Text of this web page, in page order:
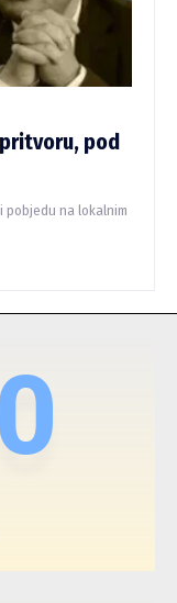
pod
pobjedu na lokalnim